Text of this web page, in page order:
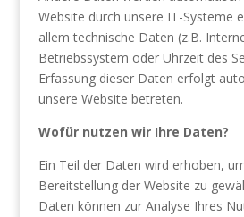
Website durch unsere IT-Systeme
allem technische Daten (z.B.
Betriebssystem oder Uhrzeit des
Erfassung dieser Daten erfolgt
unsere Website betreten.
Wofür nutzen wir Ihre Daten?
Ein Teil der Daten wird erhoben,
Bereitstellung der Website zu
Daten können zur Analyse Ihres